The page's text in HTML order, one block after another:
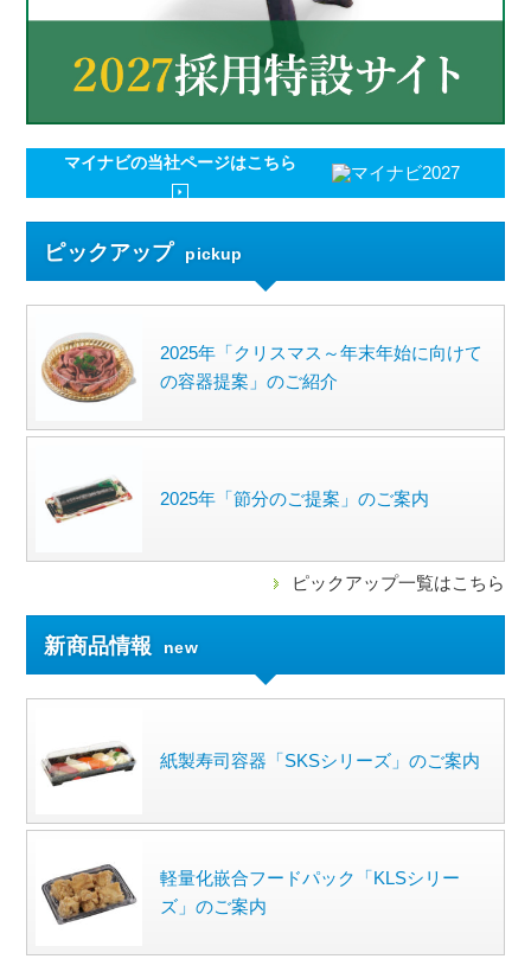
マイナビの当社ページはこちら
ピックアップ pickup
2025年「クリスマス～年末年始に向けて
の容器提案」のご紹介
2025年「節分のご提案」のご案内
ピックアップ一覧はこちら
新商品情報 new
紙製寿司容器「SKSシリーズ」のご案内
軽量化嵌合フードパック「KLSシリー
ズ」のご案内